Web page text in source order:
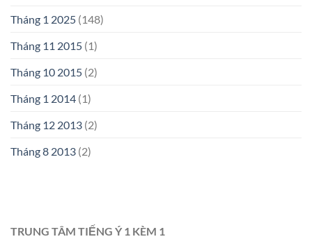
Tháng 1 2025 (148)
Tháng 11 2015 (1)
Tháng 10 2015 (2)
Tháng 1 2014 (1)
Tháng 12 2013 (2)
Tháng 8 2013 (2)
TRUNG TÂM TIẾNG Ý 1 KÈM 1